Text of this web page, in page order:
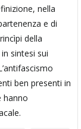
nella
e di
della
sintesi sui
ben presenti in
hanno